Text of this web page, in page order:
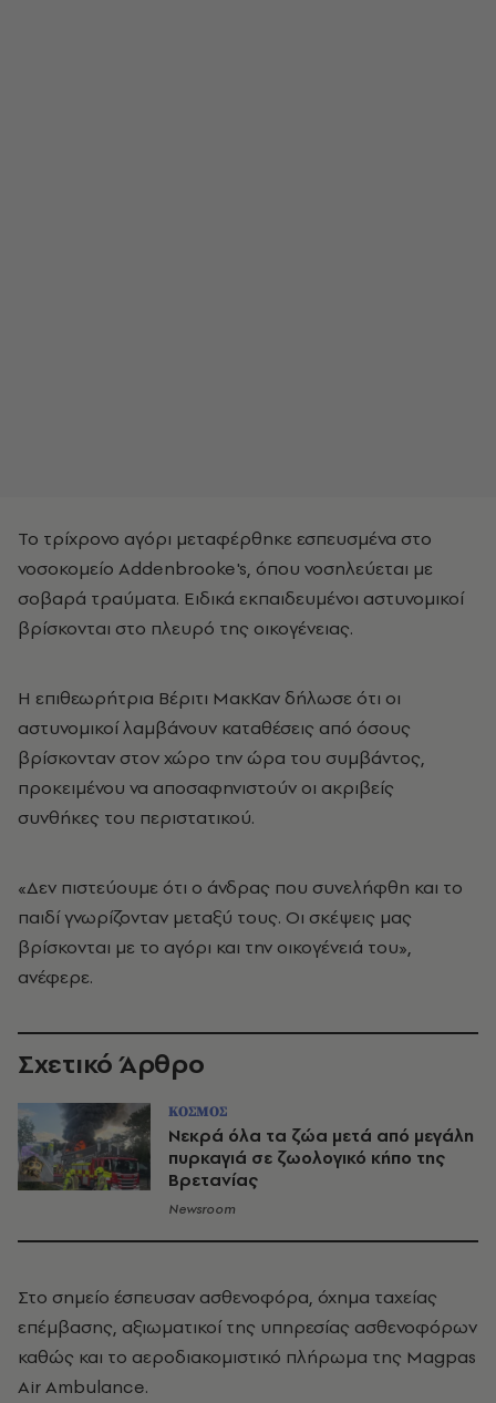
Το τρίχρονο αγόρι μεταφέρθηκε εσπευσμένα στο
νοσοκομείο Addenbrooke's, όπου νοσηλεύεται με
σοβαρά τραύματα. Ειδικά εκπαιδευμένοι αστυνομικοί
βρίσκονται στο πλευρό της οικογένειας.
Η επιθεωρήτρια Βέριτι ΜακΚαν δήλωσε ότι οι
αστυνομικοί λαμβάνουν καταθέσεις από όσους
βρίσκονταν στον χώρο την ώρα του συμβάντος,
προκειμένου να αποσαφηνιστούν οι ακριβείς
συνθήκες του περιστατικού.
«Δεν πιστεύουμε ότι ο άνδρας που συνελήφθη και το
παιδί γνωρίζονταν μεταξύ τους. Οι σκέψεις μας
βρίσκονται με το αγόρι και την οικογένειά του»,
ανέφερε.
Σχετικό Άρθρο
ΚΟΣΜΟΣ
Νεκρά όλα τα ζώα μετά από μεγάλη
πυρκαγιά σε ζωολογικό κήπο της
Βρετανίας
Newsroom
Στο σημείο έσπευσαν ασθενοφόρα, όχημα ταχείας
επέμβασης, αξιωματικοί της υπηρεσίας ασθενοφόρων
καθώς και το αεροδιακομιστικό πλήρωμα της Magpas
Air Ambulance.